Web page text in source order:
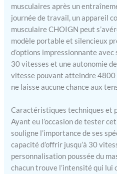
une
de
musculaires après un
journée de travail, un appareil
musculaire CHOIGN peut
modèle portable et silencieux
d’options impressionnante avec
30 vitesses et une autonomie
vitesse pouvant atteindre 4800
ne laisse aucune chance aux
Caractéristiques techniques et
Ayant eu l’occasion de tester
souligne l’importance de ses
capacité d’offrir jusqu’à 30
personnalisation poussée du
chacun trouve l’intensité qui lui